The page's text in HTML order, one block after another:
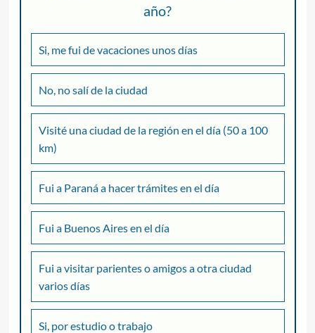
año?
Si, me fui de vacaciones unos días
No, no salí de la ciudad
Visité una ciudad de la región en el día (50 a 100
km)
Fui a Paraná a hacer trámites en el día
Fui a Buenos Aires en el día
Fui a visitar parientes o amigos a otra ciudad
varios días
Si, por estudio o trabajo